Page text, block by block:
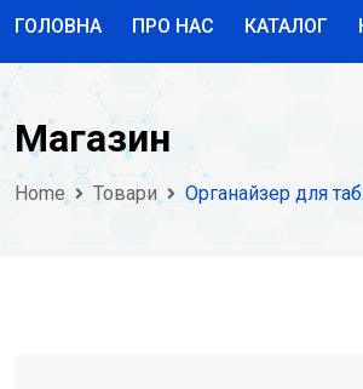
ГОЛОВНА ПРО НАС КАТАЛОГ
Магазин
Home Товари Органайзер для